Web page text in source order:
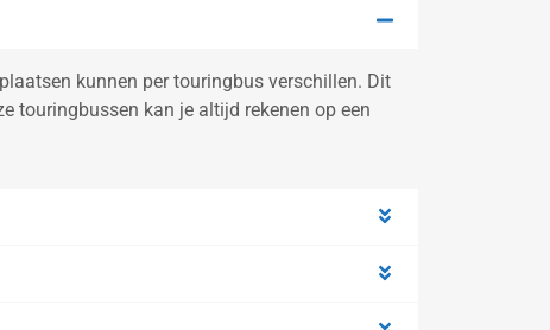
kunnen per touringbus verschillen. Dit
touringbussen kan je altijd rekenen op een